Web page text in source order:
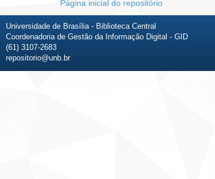
Página inicial do repositório
Universidade de Brasília - Biblioteca Central
Coordenadoria de Gestão da Informação Digital - GID
(61) 3107-2683
repositorio@unb.br